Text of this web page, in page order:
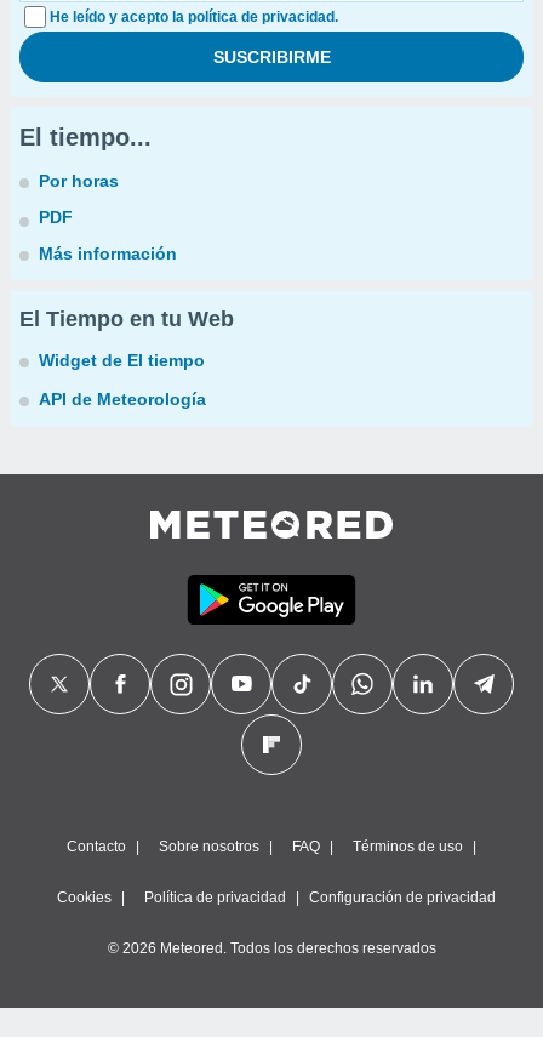
He leído y acepto la política de privacidad.
El tiempo...
Por horas
PDF
Más información
El Tiempo en tu Web
Widget de El tiempo
API de Meteorología
Contacto Sobre nosotros FAQ Términos de uso
Cookies Política de privacidad Configuración de privacidad
© 2026 Meteored. Todos los derechos reservados